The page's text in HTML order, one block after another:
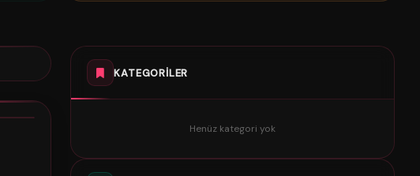
KATEGORILER
Henüz kategori yok